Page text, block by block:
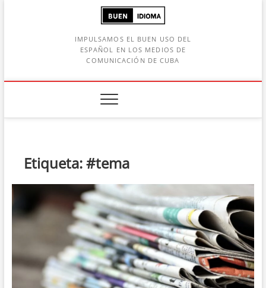
IMPULSAMOS EL BUEN USO DEL
ESPAÑOL EN LOS MEDIOS DE
COMUNICACIÓN DE CUBA
Etiqueta:#tema